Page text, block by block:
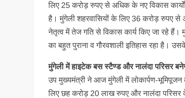
लिए 25 करोड़ रुपए से अधिक के नए विकास
है। मुंगेली शहरवासियों के लिए 36 करोड़ रुपए से
नेतृत्व में तेज गति से विकास कार्य किए जा रहे
का बहुत पुराना व गौरवशाली इतिहास रहा है।
मुंगेली में हाइटेक बस स्टैण्ड और नालंदा परिसर
उप मुख्यमंत्री ने आज मुंगेली में लोकार्पण-
लिए छह करोड़ 20 लाख रुपए और नालंदा परिसर